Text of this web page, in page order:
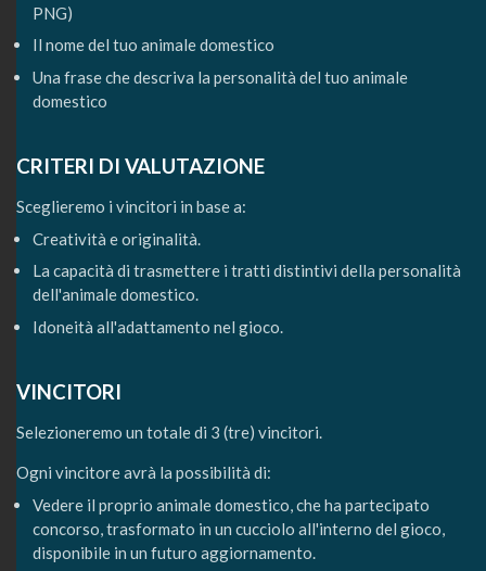
PNG)
Il nome del tuo animale domestico
Una frase che descriva la personalità del tuo animale
domestico
CRITERI DI VALUTAZIONE
Sceglieremo i vincitori in base a:
Creatività e originalità.
La capacità di trasmettere i tratti distintivi della personalità
dell'animale domestico.
Idoneità all'adattamento nel gioco.
VINCITORI
Selezioneremo un totale di 3 (tre) vincitori.
Ogni vincitore avrà la possibilità di:
Vedere il proprio animale domestico, che ha partecipato
concorso, trasformato in un cucciolo all'interno del gioco,
disponibile in un futuro aggiornamento.